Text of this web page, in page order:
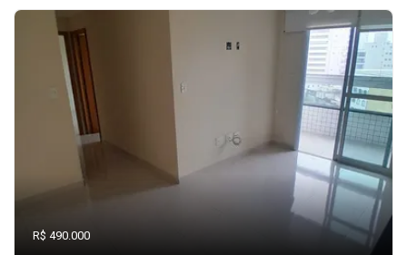
R$ 490.000